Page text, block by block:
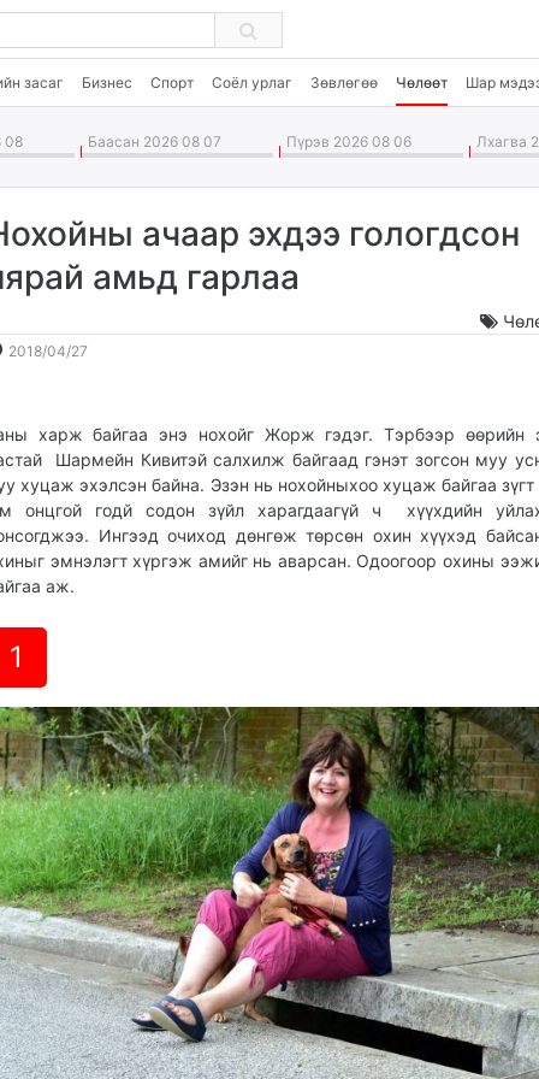
засаг Бизнес Спорт Соёл урлаг Зөвлөгөө Чөлөөт Шар
08 Баасан 2026 08 07 Пүрэв 2026 08 06 Лхагва
ачаар эхдээ гологдсон
амьд гарлаа
2018/04/27
15:40:10
19:01:35
харж байгаа энэ нохойг Жорж гэдэг. Тэрбээр өөрийн
Шармейн Кивитэй салхилж байгаад гэнэт зогсон муу
хуцаж эхэлсэн байна. Эзэн нь нохойныхоо хуцаж байгаа
онцгой годй содон зүйл харагдаагүй ч хүүхдийн
Ингээд очиход дөнгөж төрсөн охин хүүхэд
эмнэлэгт хүргэж амийг нь аварсан. Одоогоор охины
аж.
1